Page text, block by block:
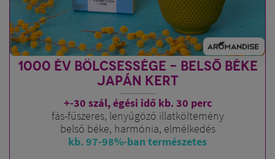
1000 ÉV BÖLCSESSÉGE - BELSŐ BÉKE
JAPÁN KERT
+-30 szál, égési idő kb. 30 perc
fás-fűszeres, lenyűgöző illatköltemény
belső béke, harmónia, elmélkedés
kb. 97-98%-ban természetes